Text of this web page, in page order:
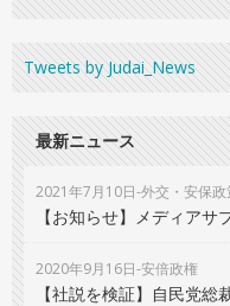
Tweets by Judai_News
最新ニュース
2021年7月10日-外交・安保政
【お知らせ】メディア
2020年9月16日-安倍政権
【社説を検証】自民党